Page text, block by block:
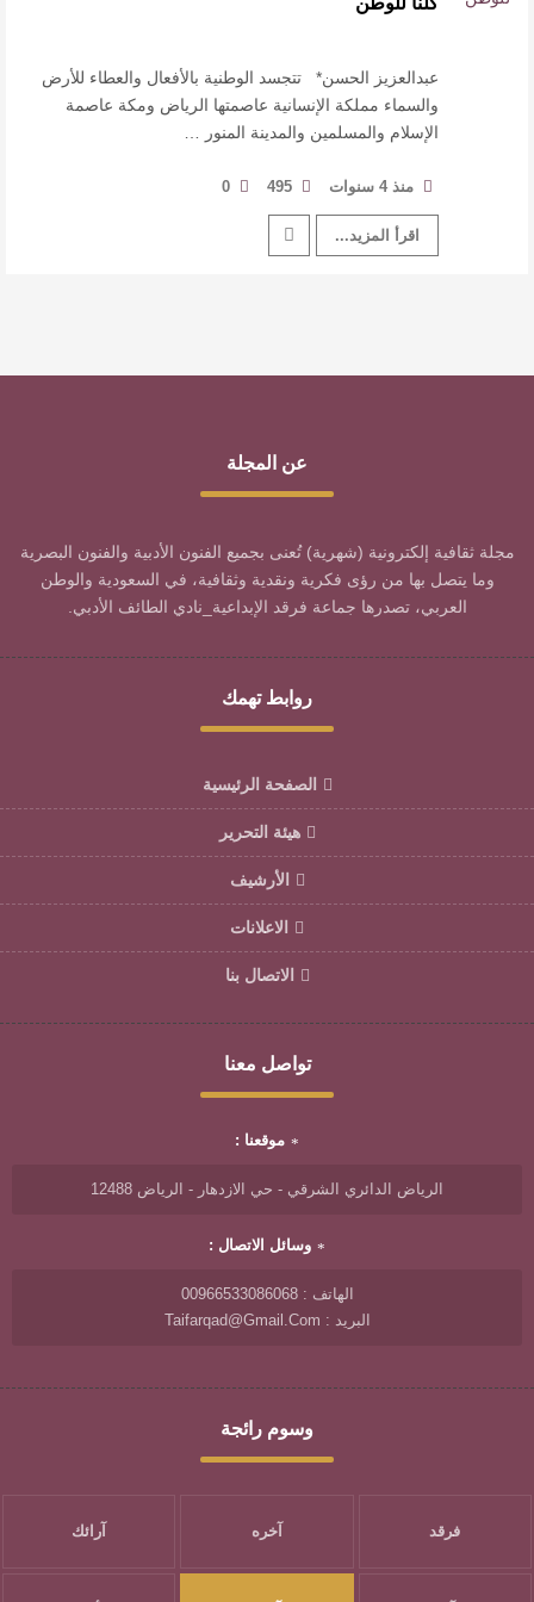
آليات البناء الاستهلالي في رواية : ( على كف رتويت )
للدكتورة زينب الخضيري
عتبات التأويل وقراءة التشكيل الصوفي والفلسفي
في “مملكة الله” للدكتور محمد بدوي
عبدالعزيز الحسن* تتجسد الوطنية بالأفعال والعطاء للأرض
والسماء مملكة الإنسانية عاصمتها الرياض ومكة عاصمة
الإسلام والمسلمين والمدينة المنور …
منذ 4 سنوات 495
0
اقرأ المزيد...
عن المجلة
مجلة ثقافية إلكترونية (شهرية) تُعنى بجميع الفنون الأدبية والفنون البصرية
وما يتصل بها من رؤى فكرية ونقدية وثقافية، في السعودية والوطن
العربي، تصدرها جماعة فرقد الإبداعية_نادي الطائف الأدبي.
روابط تهمك
الصفحة الرئيسية
هيئة التحرير
الأرشيف
الاعلانات
الاتصال بنا
تواصل معنا
موقعنا :
الرياض الدائري الشرقي - حي الازدهار - الرياض 12488
وسائل الاتصال :
الهاتف : 00966533086068
البريد : Taifarqad@gmail.com
وسوم رائجة
فرقد آخره آرائك